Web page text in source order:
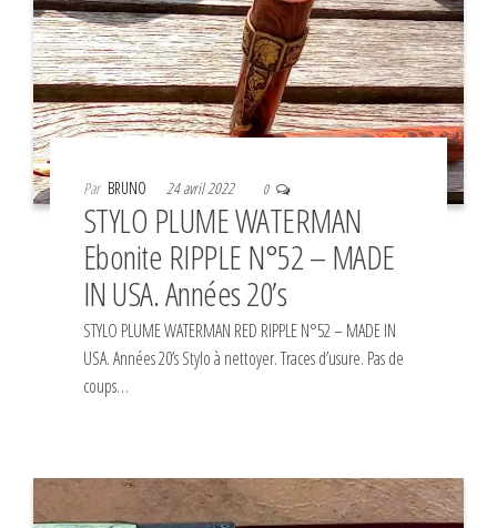
Par BRUNO 24 avril 2022 0
STYLO PLUME WATERMAN
Ebonite RIPPLE N°52 – MADE
IN USA. Années 20’s
STYLO PLUME WATERMAN RED RIPPLE N°52 – MADE IN
USA. Années 20’s Stylo à nettoyer. Traces d’usure. Pas de
coups…